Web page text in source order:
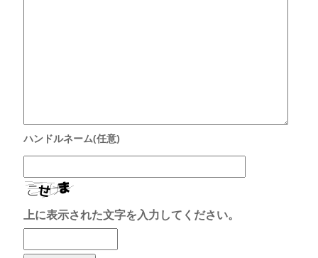
上に表示された文字を入力してください。